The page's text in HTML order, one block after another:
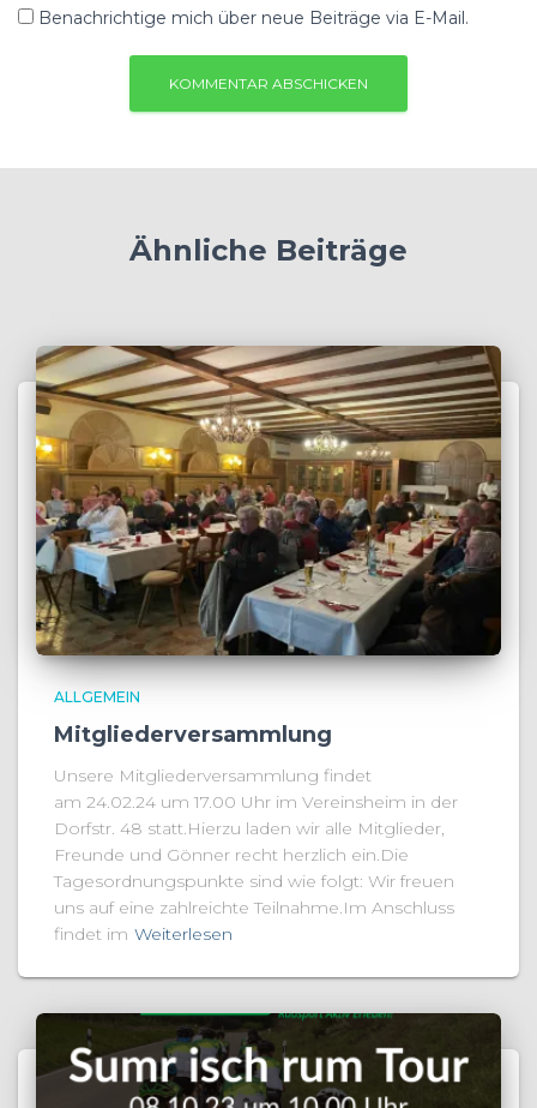
Benachrichtige mich über neue Beiträge via E-Mail.
Ähnliche Beiträge
ALLGEMEIN
Mitgliederversammlung
Unsere Mitgliederversammlung findet
am 24.02.24 um 17.00 Uhr im Vereinsheim in der
Dorfstr. 48 statt.Hierzu laden wir alle Mitglieder,
Freunde und Gönner recht herzlich ein.Die
Tagesordnungspunkte sind wie folgt: Wir freuen
uns auf eine zahlreichte Teilnahme.Im Anschluss
findet im Weiterlesen